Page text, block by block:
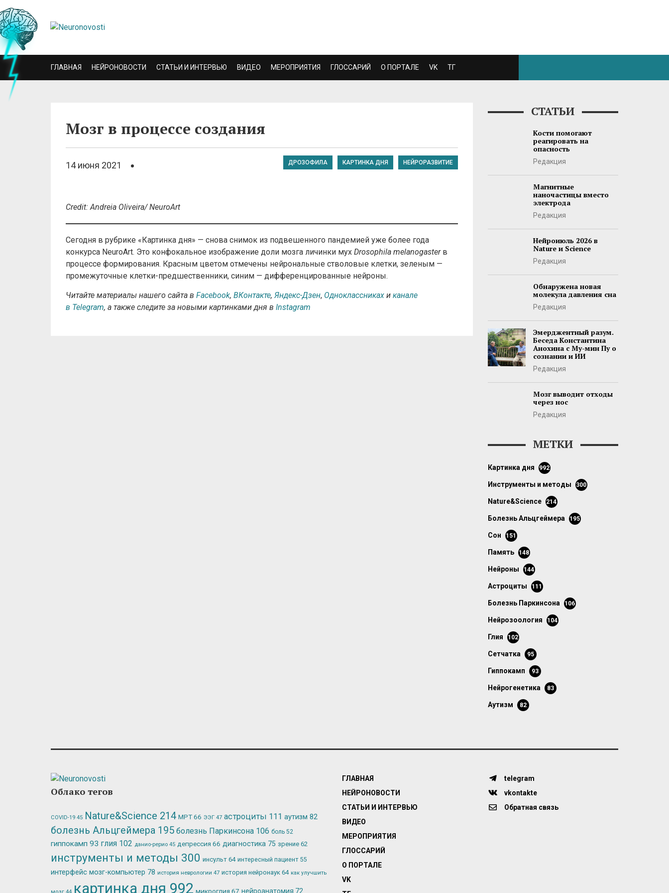
ГЛАВНАЯ НЕЙРОНОВОСТИ СТАТЬИ И ИНТЕРВЬЮ ВИДЕО МЕРОПРИЯТИЯ ГЛОССАРИЙ О ПОРТАЛЕ VK ТГ
Мозг в процессе создания
14 июня 2021 ДРОЗОФИЛА КАРТИНКА ДНЯ НЕЙРОРАЗВИТИЕ
Credit: Andreia Oliveira/ NeuroArt
Сегодня в рубрике «Картинка дня» — снова снимок из подвешенного пандемией уже более года
конкурса NeuroArt. Это конфокальное изображение доли мозга личинки мух Drosophila melanogasterв
процессе формирования. Красным цветом отмечены нейрональные стволовые клетки, зеленым —
промежуточные клетки-предшественники, синим — дифференцированные нейроны.
Читайте материалы нашего сайта в Facebook, ВКонтакте, Яндекс-Дзен, Одноклассниках и канале
в Telegram, а также следите за новыми картинками дня в Instagram
СТАТЬИ
Кости помогают
реагировать на
опасность
Редакция
Магнитные
наночастицы вместо
электрода
Редакция
Нейроиюль 2026 в
Nature и Science
Редакция
Обнаружена новая
молекула давления сна
Редакция
Эмерджентный разум.
Беседа Константина
Анохина с Му-мин Пу о
сознании и ИИ
Редакция
Мозг выводит отходы
через нос
Редакция
МЕТКИ
картинка дня 992
инструменты и методы 300
Nature&Science 214
болезнь Альцгеймера 195
сон 151
память 148
нейроны 144
астроциты 111
болезнь Паркинсона 106
нейрозоология 104
глия 102
сетчатка 95
гиппокамп 93
нейрогенетика 83
аутизм 82
Облако тегов
COVID-19 45 Nature&Science 214 МРТ66 ЭЭГ 47 астроциты 111 аутизм 82
болезнь Альцгеймера 195 болезнь Паркинсона 106 боль 52
гиппокамп 93 глия 102 данио-рерио 45 депрессия 66 диагностика 75 зрение 62
инструменты и методы 300 инсульт 64 интересный пациент 55
интерфейс мозг-компьютер 78 история неврологии 47 история нейронаук 64 как улучшить
мозг 44 картинка дня 992 микроглия 67 нейроанатомия 72
ГЛАВНАЯ
НЕЙРОНОВОСТИ
СТАТЬИ И ИНТЕРВЬЮ
ВИДЕО
МЕРОПРИЯТИЯ
ГЛОССАРИЙ
О ПОРТАЛЕ
VK
telegram
vkontakte
Обратная связь